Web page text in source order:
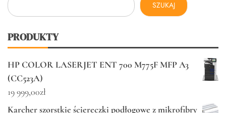
SZUKAJ
PRODUKTY
HP COLOR LASERJET ENT 700 M775F MFP A3
(CC523A)
19 999,00zł
Karcher szorstkie ściereczki podłogowe z mikrofibry